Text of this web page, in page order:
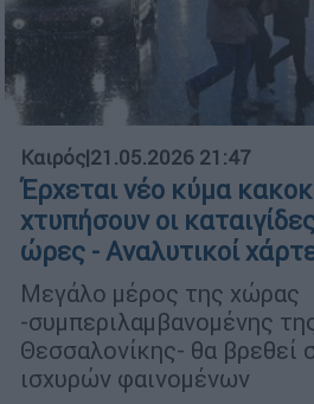
Καιρός|21.05.2026 21:47
Έρχεται νέο κύμα
χτυπήσουν οι
ώρες - Αναλυτικοί
Μεγάλο μέρος της χώρας
-συμπεριλαμβανομένης
Θεσσαλονίκης- θα βρεθεί
ισχυρών φαινομένων